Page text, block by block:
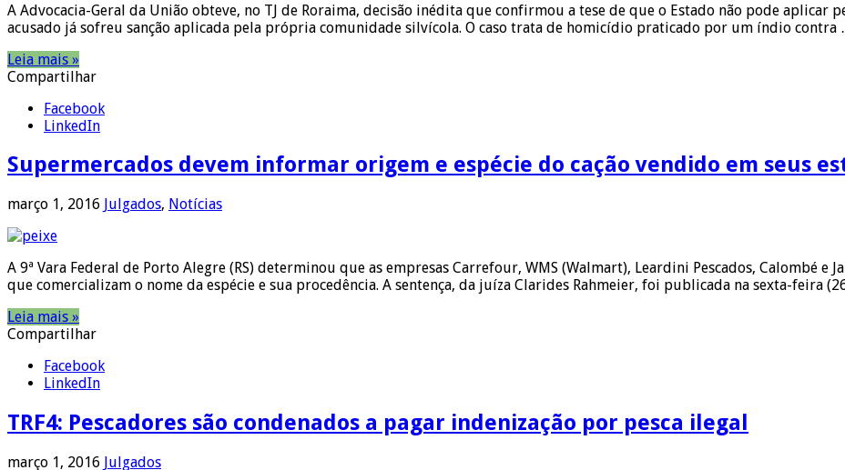
A Advocacia-Geral da União obteve, no TJ de Roraima, decisão inédita que confirmou a tese de que o Estado não pode aplicar
acusado já sofreu sanção aplicada pela própria comunidade silvícola. O caso trata de homicídio praticado por um índio contra
Leia mais »
Compartilhar
Facebook
LinkedIn
Supermercados devem informar origem e espécie do cação vendido em seus
março 1, 2016 Julgados, Notícias
A 9ª Vara Federal de Porto Alegre (RS) determinou que as empresas Carrefour, WMS (Walmart), Leardini Pescados, Calombé e
que comercializam o nome da espécie e sua procedência. A sentença, da juíza Clarides Rahmeier, foi publicada na sexta-feira
Leia mais »
Compartilhar
Facebook
LinkedIn
TRF4: Pescadores são condenados a pagar indenização por pesca ilegal
março 1, 2016 Julgados